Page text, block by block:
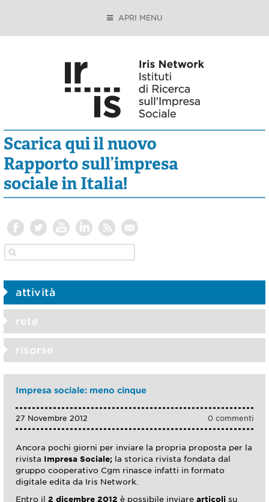
APRI MENU
attività
rete
risorse
Impresa sociale: meno cinque
0 commenti
27 Novembre 2012
Ancora pochi giorni per inviare la propria proposta per la
rivista Impresa Sociale; la storica rivista fondata dal
gruppo cooperativo Cgm rinasce infatti in formato
digitale edita da Iris Network.
Entro il 2 dicembre 2012 è possibile inviare articoli su